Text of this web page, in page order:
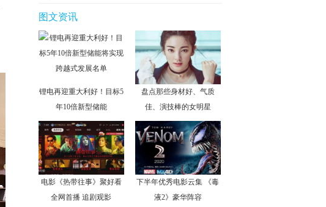
图文资讯
锂电再迎重大利好！目标5
年10倍新型储能
盘点那些身材好、气质
佳、演技棒的女明星
电影《热带往事》聚好看
全网首播 追剧观影
下半年优秀电影云集 《毒
液2》豪华阵容